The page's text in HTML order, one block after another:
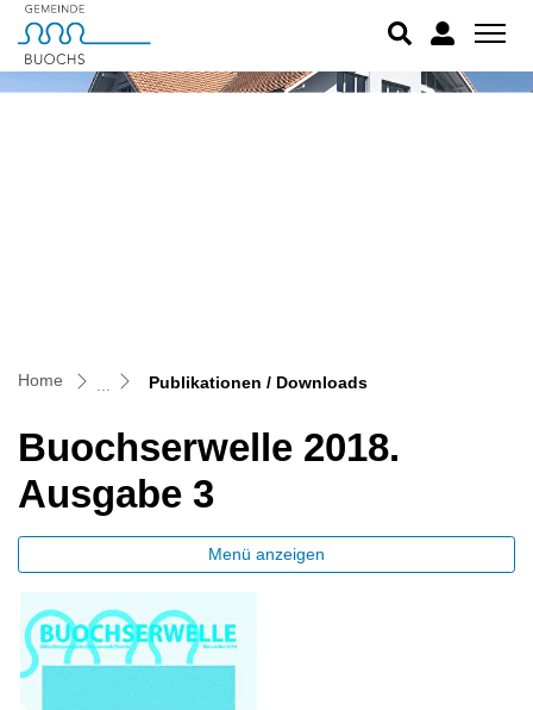
zur Startseite
Direkt zur Hauptnavigation
Direkt zum Inhalt
Direkt zur Suche
Direkt zum Stichwortverzeichnis
Home Publikationen / Downloads
Buochserwelle 2018.
Ausgabe 3
Menü anzeigen